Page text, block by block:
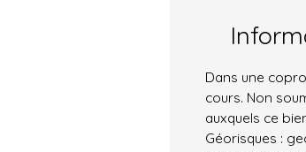
Dans une
cours. Non
auxquels ce
Géorisques :